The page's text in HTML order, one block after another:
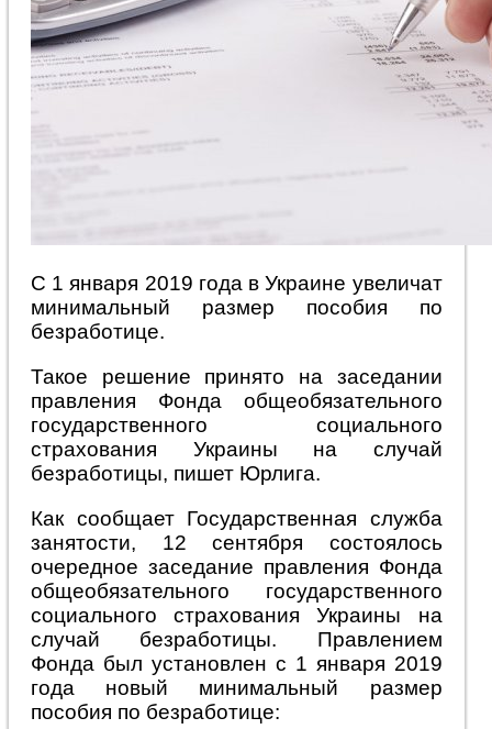
С 1 января 2019 года в Украине увеличат
минимальный размер пособия по
безработице.
Такое решение принято на заседании
правления Фонда общеобязательного
государственного социального
страхования Украины на случай
безработицы, пишет Юрлига.
Как сообщает Государственная служба
занятости, 12 сентября состоялось
очередное заседание правления Фонда
общеобязательного государственного
социального страхования Украины на
случай безработицы. Правлением
Фонда был установлен с 1 января 2019
года новый минимальный размер
пособия по безработице: